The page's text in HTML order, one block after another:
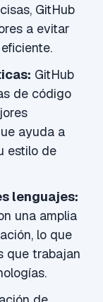
GitHub
a evitar
GitHub
de código
ayuda a
estilo de
lenguajes:
una amplia
lo que
que trabajan